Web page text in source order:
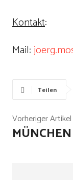
Kontakt:
Mail:
Teilen
Vorheriger Artikel